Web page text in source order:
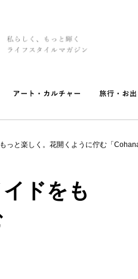
っと楽しく。花開くように佇む「
ドをも